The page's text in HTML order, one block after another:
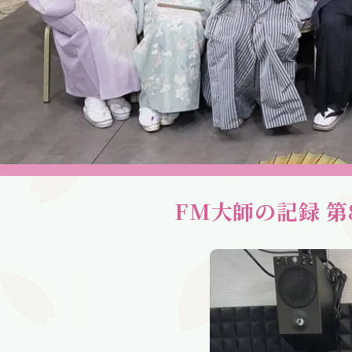
FM大師の記録